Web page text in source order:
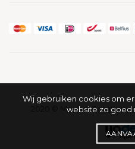
2020 © Meubel Company
Wij gebruiken cookies om
website zo goed